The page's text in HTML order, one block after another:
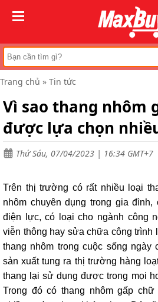
Trang
chủ
Thang
chữ
A
nhôm
rút
Thang
nhôm
cách
điện
Thang
nhôm
ghế
Thang
nhôm
gấp
(
rút
lồng
)
Trang chủ » Tin tức
Vì sao thang nhôm
được lựa chọn
Thứ Sáu, 07/04/2023 | 16:34 GMT+7
Trên thị trường có rất nhiều loại
nhôm chuyên dụng trong gia
điện lực, có loại cho ngành công
viễn thông hay sửa chữa công trình
thang nhôm trong cuộc sống ngày
sản xuất tung ra thị trường hàng
thang lại sử dụng được trong mọi
Trong đó có thang nhôm gấp